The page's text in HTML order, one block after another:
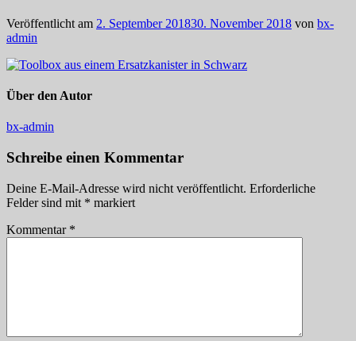
Veröffentlicht am 2. September 201830. November 2018 von bx-
admin
Über den Autor
bx-admin
Schreibe einen Kommentar
Deine E-Mail-Adresse wird nicht veröffentlicht. Erforderliche
Felder sind mit * markiert
Kommentar *